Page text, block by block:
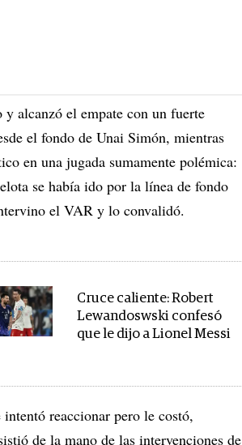
alcanzó el empate con un fuerte
el fondo de Unai Simón, mientras
en una jugada sumamente polémica:
se había ido por la línea de fondo
el VAR y lo convalidó.
Cruce caliente: Robert
Lewandoswski confesó
que le dijo a Lionel Messi
reaccionar pero le costó,
de la mano de las intervenciones de